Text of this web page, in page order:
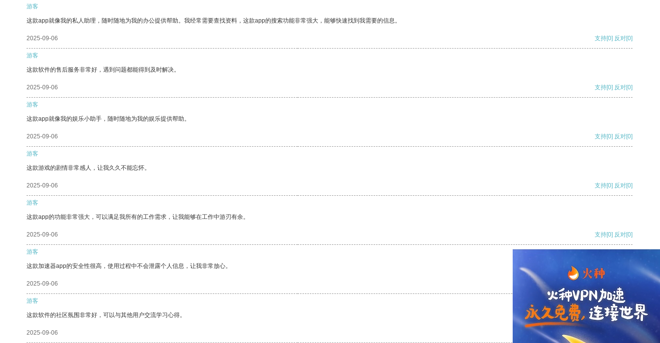
游客
这款app就像我的私人助理，随时随地为我的办公提供帮助。我经常需要查找资料，这款app的搜索功能非常强大，能够快速找到我需要的信息。
2025-09-06 支持[0] 反对[0]
游客
这款软件的售后服务非常好，遇到问题都能得到及时解决。
2025-09-06 支持[0] 反对[0]
游客
这款app就像我的娱乐小助手，随时随地为我的娱乐提供帮助。
2025-09-06 支持[0] 反对[0]
游客
这款游戏的剧情非常感人，让我久久不能忘怀。
2025-09-06 支持[0] 反对[0]
游客
这款app的功能非常强大，可以满足我所有的工作需求，让我能够在工作中游刃有余。
2025-09-06 支持[0] 反对[0]
游客
这款加速器app的安全性很高，使用过程中不会泄露个人信息，让我非常放心。
2025-09-06
游客
这款软件的社区氛围非常好，可以与其他用户交流学习心得。
2025-09-06 反对